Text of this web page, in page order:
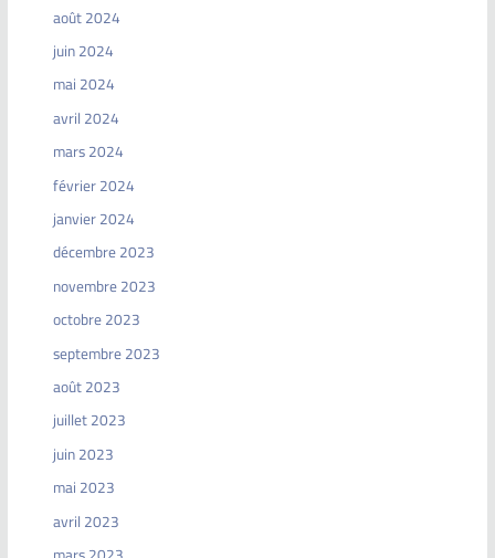
août 2024
juin 2024
mai 2024
avril 2024
mars 2024
février 2024
janvier 2024
décembre 2023
novembre 2023
octobre 2023
septembre 2023
août 2023
juillet 2023
juin 2023
mai 2023
avril 2023